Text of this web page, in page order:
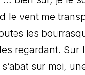
le vent me
les
regardant.
sur moi,